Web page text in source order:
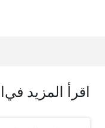
اقرأ المزيد في